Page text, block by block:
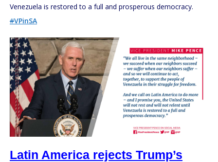
Venezuela is restored to a full and prosperous democracy.
#VPinSA
Latin America rejects Trump’s